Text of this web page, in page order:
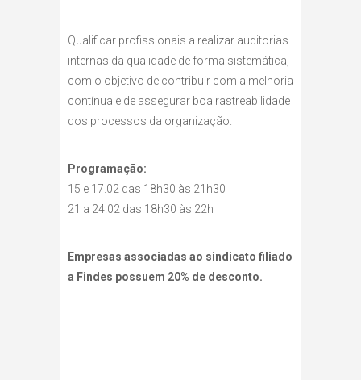
Qualificar profissionais a realizar auditorias
internas da qualidade de forma sistemática,
com o objetivo de contribuir com a melhoria
contínua e de assegurar boa rastreabilidade
dos processos da organização.
Programação:
15 e 17.02 das 18h30 às 21h30
21 a 24.02 das 18h30 às 22h
Empresas associadas ao sindicato filiado
a Findes possuem 20% de desconto.